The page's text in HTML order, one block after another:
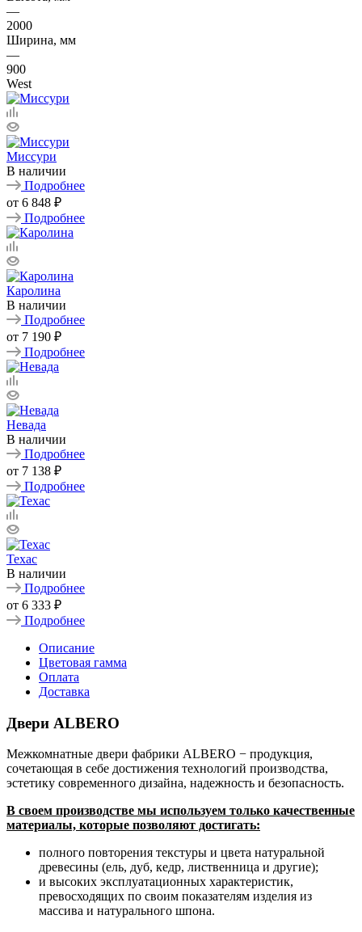
—
2000
Ширина, мм
—
900
West
Миссури
В наличии
Подробнее
от 6 848 ₽
Подробнее
Каролина
В наличии
Подробнее
от 7 190 ₽
Подробнее
Невада
В наличии
Подробнее
от 7 138 ₽
Подробнее
Техас
В наличии
Подробнее
от 6 333 ₽
Подробнее
Описание
Цветовая гамма
Оплата
Доставка
Двери ALBERO
Межкомнатные двери фабрики ALBERO − продукция,
сочетающая в себе достижения технологий производства,
эстетику современного дизайна, надежность и безопасность.
В своем производстве мы используем только качественные
материалы, которые позволяют достигать:
полного повторения текстуры и цвета натуральной
древесины (ель, дуб, кедр, лиственница и другие);
и высоких эксплуатационных характеристик,
превосходящих по своим показателям изделия из
массива и натурального шпона.